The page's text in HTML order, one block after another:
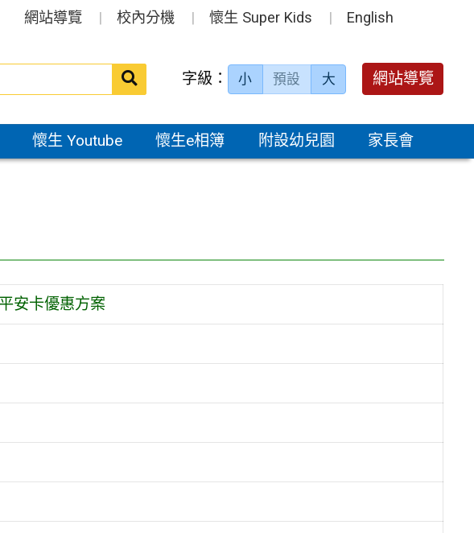
網站導覽 校內分機 懷生 Super Kids English
送出 字級： 小 預設 大 網站導覽
懷生 Youtube 懷生e相簿 附設幼兒園 家長會
安卡優惠方案